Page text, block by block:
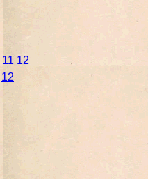
11 12
12